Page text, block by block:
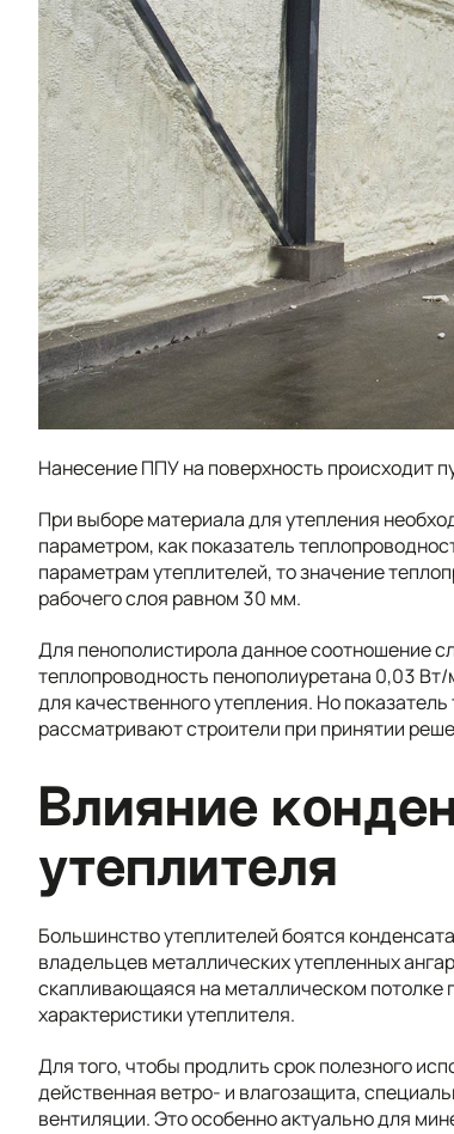
Нанесение ППУ на поверхность происходит
При выборе материала для утепления
параметром, как показатель
параметрам утеплителей, то значение
рабочего слоя равном 30 мм.
Для пенополистирола данное соотношение
теплопроводность пенополиуретана 0,03
для качественного утепления. Но
рассматривают строители при принятии
Влияние
утеплителя
Большинство утеплителей боятся
владельцев металлических утепленных
скапливающаяся на металлическом
характеристики утеплителя.
Для того, чтобы продлить срок полезного
действенная ветро- и влагозащита,
вентиляции. Это особенно актуально для